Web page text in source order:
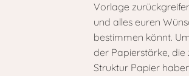
Vorlage
und alles euren
bestimmen könnt.
der Papierstärke, die
Struktur Papier